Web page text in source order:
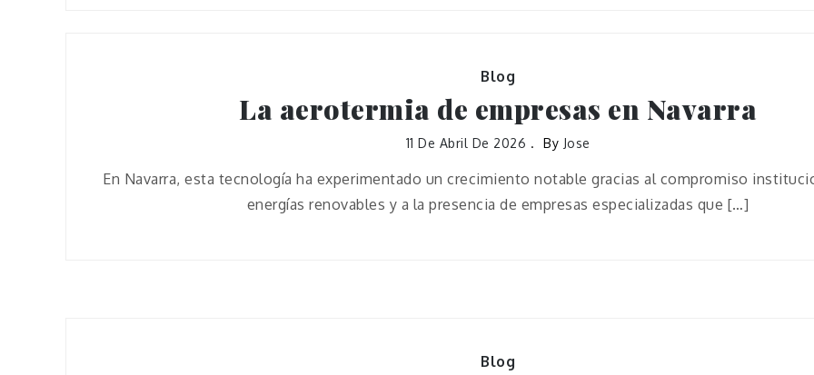
Blog
La aerotermia de empresas en Navarra
11 De Abril De 2026 By Jose
En Navarra, esta tecnología ha experimentado un crecimiento notable gracias al compromiso
energías renovables y a la presencia de empresas especializadas que […]
Blog